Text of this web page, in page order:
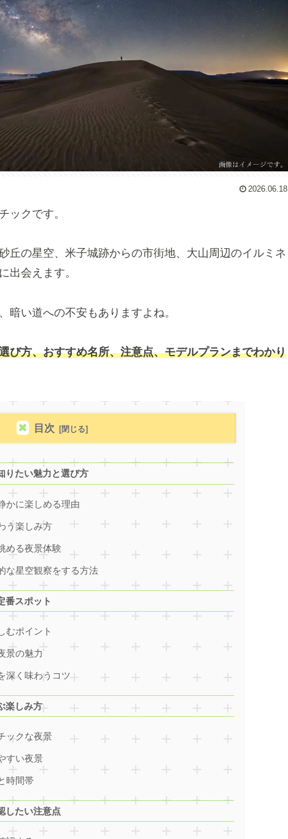
2026.06.18
ックです。
丘の星空、米子城跡からの市街地、大山周辺のイルミネ
出会えます。
暗い道への不安もありますよね。
び方、おすすめ名所、注意点、モデルプランまでわかり
目次
りたい魅力と選び方
かに楽しめる理由
う楽しみ方
める夜景体験
な星空観察をする方法
番スポット
むポイント
景の魅力
深く味わうコツ
楽しみ方
ックな夜景
すい夜景
時間帯
したい注意点